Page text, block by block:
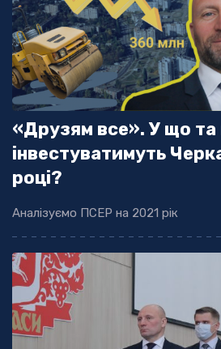
«Друзям все». У що та
інвестуватимуть
році?
Аналізуємо ПСЕР на 2021 рік